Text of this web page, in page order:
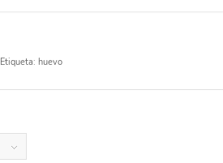
Etiqueta: huevo